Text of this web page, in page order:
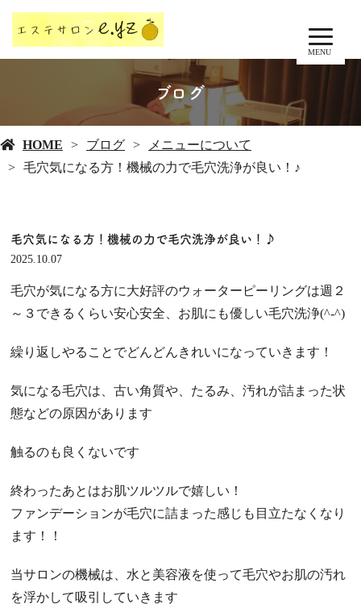
MENU
ブログ
HOME ブログ
メニューについて
毛穴気になる方！機械の力で毛穴洗浄が良い！♪
毛穴気になる方！機械の力で毛穴洗浄が良い！♪
2025.10.07
毛穴が気になる方に大好評のウォーターピーリングは週２
～３できるくらい安心安全、お肌にも優しい毛穴洗浄(^-^)
繰り返しやることでどんどんきれいになっていきます！
気になる毛穴は、古い角質や、たるみ、汚れが詰まった状
態などの原因があります
触るのも良くないです
終わったあとはお肌ツルツルで嬉しい！
ファンデーションが毛穴に詰まった感じも目立たなくなり
ます！！
当サロンの機械は、水と美容液を使って毛穴やお肌の汚れ
を浮かして吸引していきます